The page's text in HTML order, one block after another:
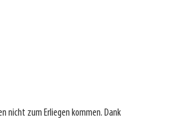
nicht zum Erliegen kommen. Dank